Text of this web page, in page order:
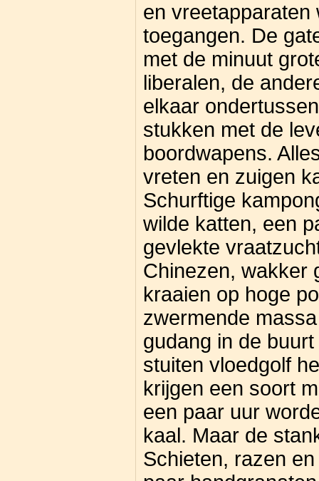
en vreetapparaten
toegangen. De
met de minuut
liberalen, de
elkaar
stukken met de
boordwapens.
vreten en zuigen
Schurftige
wilde katten, een
gevlekte
Chinezen, wakker
kraaien op hoge
zwermende
gudang in de
stuiten vloedgolf
krijgen een soort
een paar uur
kaal. Maar de
Schieten, razen